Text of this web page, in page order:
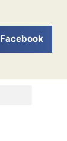
Facebook